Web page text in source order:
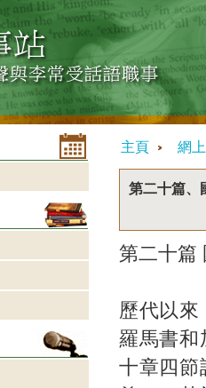
主頁 網
第二十篇、
第二十篇
歷代以
羅馬書和
十章四節